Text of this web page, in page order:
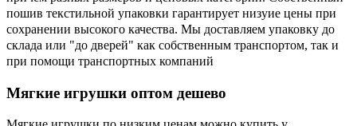
пошив текстильной упаковки гарантирует низуие цены при
сохранении высокого качества. Мы доставляем упаковку до
склада или "до дверей" как собственным транспортом, так и
при помощи транспортных компаний
Мягкие игрушки оптом дешево